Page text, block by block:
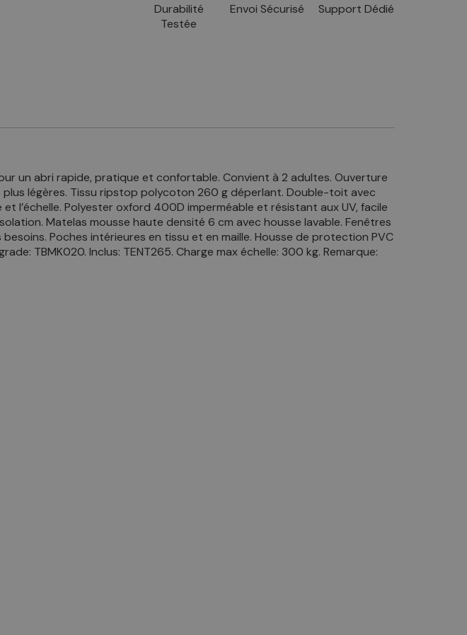
Durabilité
Testée
Envoi Sécurisé Support Dédié
un abri rapide, pratique et confortable. Convient à 2 adultes. Ouverture
plus légères. Tissu ripstop polycoton 260 g déperlant. Double-toit avec
l’échelle. Polyester oxford 400D imperméable et résistant aux UV, facile
Matelas mousse haute densité 6 cm avec housse lavable. Fenêtres
Poches intérieures en tissu et en maille. Housse de protection PVC
TBMK020. Inclus: TENT265. Charge max échelle: 300 kg. Remarque: